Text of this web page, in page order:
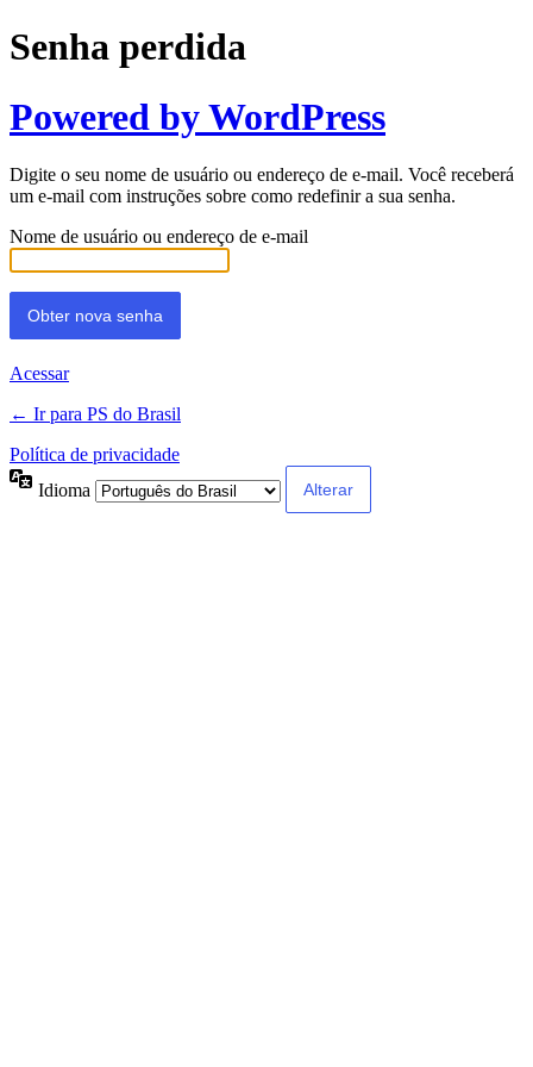
Senha perdida
Powered by WordPress
Digite o seu nome de usuário ou endereço de e-mail. Você receberá
um e-mail com instruções sobre como redefinir a sua senha.
Nome de usuário ou endereço de e-mail
Acessar
← Ir para PS do Brasil
Política de privacidade
Idioma